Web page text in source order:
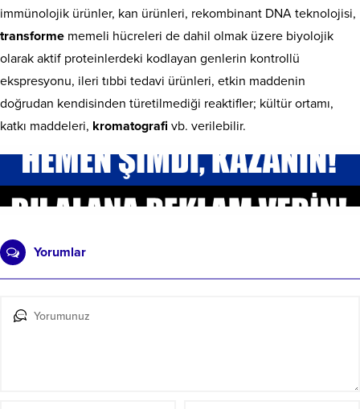
immünolojik ürünler, kan ürünleri, rekombinant DNA teknolojisi,
transforme memeli hücreleri de dahil olmak üzere biyolojik
olarak aktif proteinlerdeki kodlayan genlerin kontrollü
ekspresyonu, ileri tıbbi tedavi ürünleri, etkin maddenin
doğrudan kendisinden türetilmediği reaktifler; kültür ortamı,
katkı maddeleri, kromatografi vb. verilebilir.
Yorumlar